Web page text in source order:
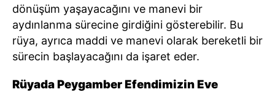
dönüşüm yaşayacağını ve manevi bir
aydınlanma sürecine girdiğini gösterebilir. Bu
rüya, ayrıca maddi ve manevi olarak bereketli bir
sürecin başlayacağını da işaret eder.
Rüyada Peygamber Efendimizin Eve